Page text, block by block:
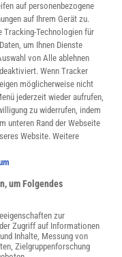
auf personenbezogene
auf Ihrem Gerät zu.
Tracking-Technologien für
um Ihnen Dienste
von Alle ablehnen
Wenn Tracker
möglicherweise nicht
jederzeit wieder aufrufen,
zu widerrufen, indem
unteren Rand der Webseite
Website. Weitere
um Folgendes
zur
Zugriff auf Informationen
Inhalte, Messung von
Zielgruppenforschung